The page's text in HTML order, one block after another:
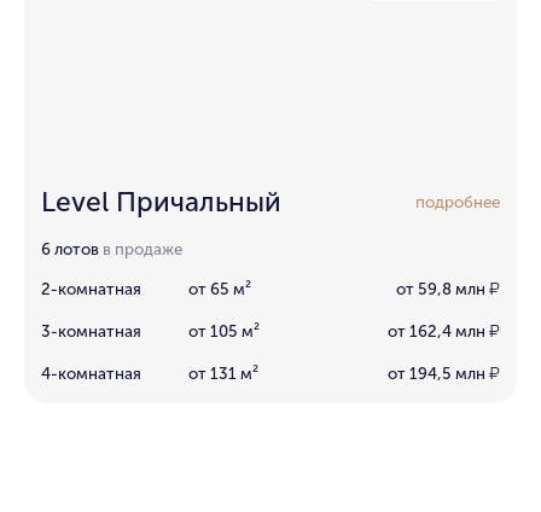
Level Причальный подробнее
6 лотов в продаже
2-комнатная от 65 м² от 59,8 млн ₽
3-комнатная от 105 м² от 162,4 млн ₽
4-комнатная от 131 м² от 194,5 млн ₽